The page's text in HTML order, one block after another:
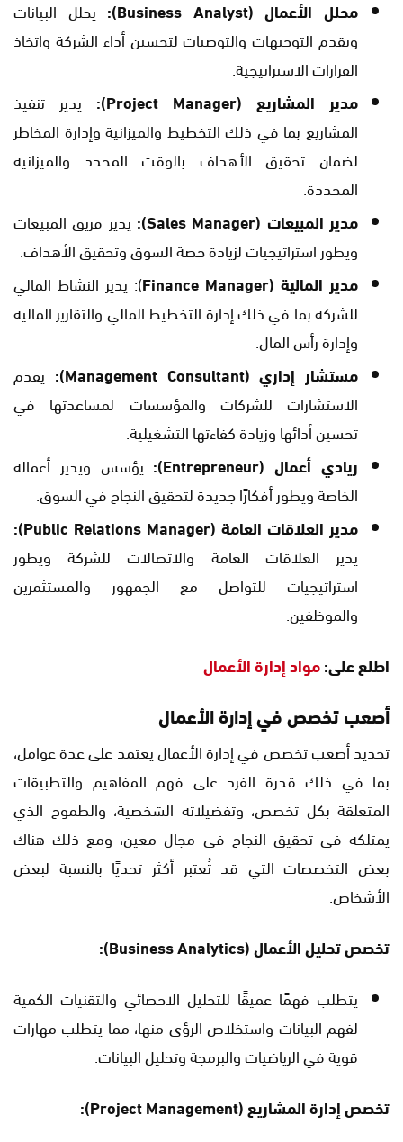
محلل الأعمال (Business Analyst):
يحلل البيانات
ويقدم التوجيهات والتوصيات لتحسين أداء الشركة واتخاذ
القرارات الاستراتيجية.
مدير المشاريع (Project Manager):
يدير تنفيذ
المشاريع بما في ذلك التخطيط والميزانية وإدارة المخاطر
لضمان تحقيق الأهداف بالوقت المحدد والميزانية
المحددة.
مدير المبيعات (Sales Manager):
يدير فريق المبيعات
ويطور استراتيجيات لزيادة حصة السوق وتحقيق الأهداف.
مدير المالية (Finance Manager
): يدير النشاط المالي
للشركة بما في ذلك إدارة التخطيط المالي والتقارير المالية
وإدارة رأس المال.
مستشار إداري (Management Consultant):
يقدم
الاستشارات للشركات والمؤسسات لمساعدتها في
تحسين أدائها وزيادة كفاءتها التشغيلية.
ريادي أعمال (Entrepreneur):
يؤسس ويدير أعماله
الخاصة ويطور أفكارًا جديدة لتحقيق النجاح في السوق.
مدير العلاقات العامة (Public Relations Manager):
يدير العلاقات العامة والاتصالات للشركة ويطور
استراتيجيات للتواصل مع الجمهور والمستثمرين
والموظفين.
اطلع على:مواد إدارة الأعمال
أصعب تخصص في إدارة الأعمال
تحديد أصعب تخصص في إدارة الأعمال يعتمد على عدة عوامل،
بما في ذلك قدرة الفرد على فهم المفاهيم والتطبيقات
المتعلقة بكل تخصص، وتفضيلاته الشخصية، والطموح الذي
يمتلكه في تحقيق النجاح في مجال معين، ومع ذلك هناك
بعض التخصصات التي قد تُعتبر أكثر تحديًا بالنسبة لبعض
الأشخاص.
تخصص تحليل الأعمال (Business Analytics):
يتطلب فهمًا عميقًا للتحليل الاحصائي والتقنيات الكمية
لفهم البيانات واستخلاص الرؤى منها، مما يتطلب مهارات
قوية في الرياضيات والبرمجة وتحليل البيانات.
تخصص إدارة المشاريع (Project Management):